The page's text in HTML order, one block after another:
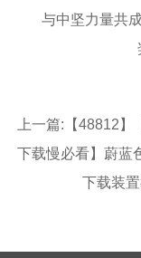
与中坚力量共成
上一篇: 【48812】
下载慢必看】蔚蓝
下载装